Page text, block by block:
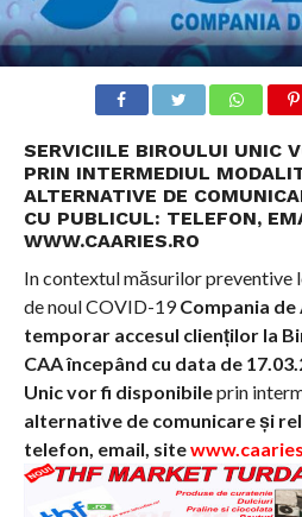
SERVICIILE BIROULUI UNIC
PRIN INTERMEDIUL
ALTERNATIVE DE
CU PUBLICUL: TELEFON,
WWW.CAARIES.RO
In contextul măsurilor preventive
de noul COVID-19Compania
temporar accesul clienților la
CAAîncepând cu data de
Unic vor fi disponibileprin
alternative de comunicare și
telefon, email, site